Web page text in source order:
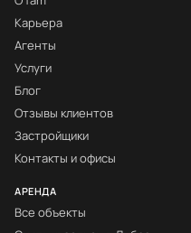
Карьера
Агенты
Услуги
Блог
Отзывы клиентов
Застройщики
Контакты и офисы
АРЕНДА
Все объекты